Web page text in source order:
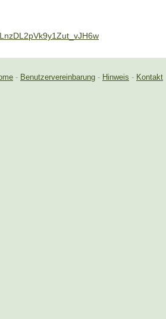
- Benutzervereinbarung - Hinweis - Kontakt